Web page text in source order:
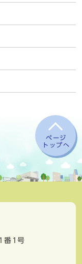
ページ
トップへ
番1号